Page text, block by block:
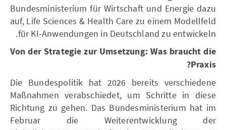
Bundesministerium für Wirtschaft und Energie dazu
auf, Life Sciences & Health Care zu einem Modellfeld
für KI-Anwendungen in Deutschland zu entwickeln.
Von der Strategie zur Umsetzung: Was braucht die
Praxis?
Die Bundespolitik hat 2026 bereits verschiedene
Maßnahmen verabschiedet, um Schritte in diese
Richtung zu gehen. Das Bundesministerium hat im
Februar die Weiterentwicklung der